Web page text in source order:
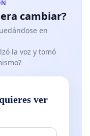
cambiar?
en
la voz y tomó
ver